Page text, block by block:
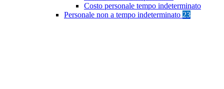
Costo personale tempo indeterminato
Personale non a tempo indeterminato 23